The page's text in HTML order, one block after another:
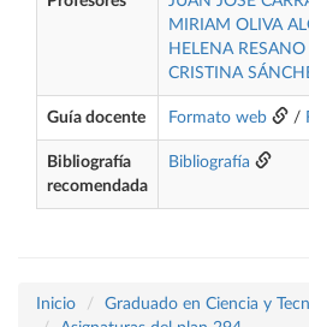
MIRIAM OLIVA
HELENA RESANO
CRISTINA
Guía docente Formato web /
Bibliografía
recomendada
Bibliografía
Inicio
Graduado en Ciencia y